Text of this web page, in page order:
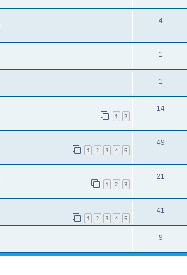
4
1
1
1 2
14
1 2 3 4 5
49
1 2 3
21
1 2 3 4 5
41
9